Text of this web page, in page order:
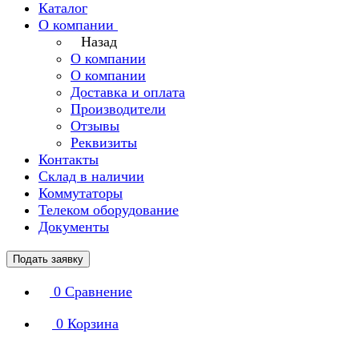
Каталог
О компании
Назад
О компании
О компании
Доставка и оплата
Производители
Отзывы
Реквизиты
Контакты
Склад в наличии
Коммутаторы
Телеком оборудование
Документы
Подать заявку
0 Сравнение
0 Корзина